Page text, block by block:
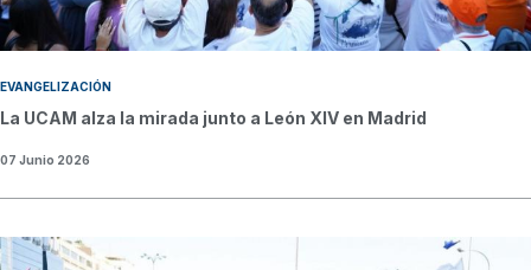
EVANGELIZACIÓN
La UCAM alza la mirada junto a León XIV en Madrid
07 Junio 2026